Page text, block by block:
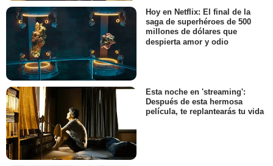
Hoy en Netflix: El final de la
saga de superhéroes de 500
millones de dólares que
despierta amor y odio
Esta noche en 'streaming':
Después de esta hermosa
película, te replantearás tu vida